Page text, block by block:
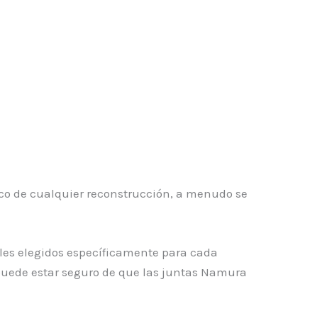
de cualquier reconstrucción, a menudo se
elegidos específicamente para cada
estar seguro de que las juntas Namura